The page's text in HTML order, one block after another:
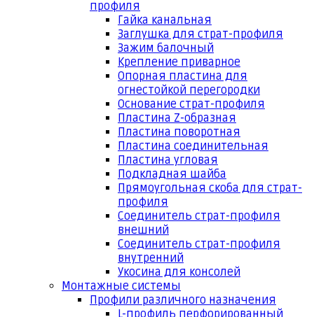
профиля
Гайка канальная
Заглушка для страт-профиля
Зажим балочный
Крепление приварное
Опорная пластина для
огнестойкой перегородки
Основание страт-профиля
Пластина Z-образная
Пластина поворотная
Пластина соединительная
Пластина угловая
Подкладная шайба
Прямоугольная скоба для страт-
профиля
Соединитель страт-профиля
внешний
Соединитель страт-профиля
внутренний
Укосина для консолей
Монтажные системы
Профили различного назначения
L-профиль перфорированный